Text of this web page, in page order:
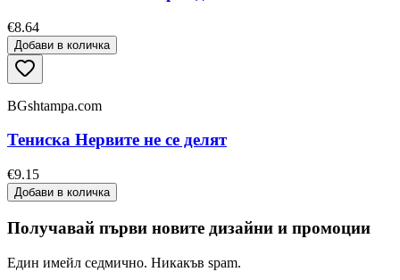
€8.64
Добави в количка
BGshtampa.com
Тениска Нервите не се делят
€9.15
Добави в количка
Получавай първи новите дизайни и промоции
Един имейл седмично. Никакъв spam.